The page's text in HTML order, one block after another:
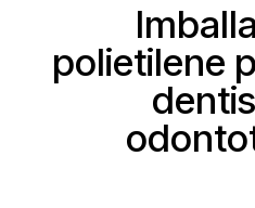
polietilene